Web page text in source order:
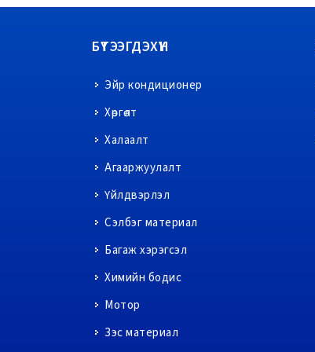
БҮТЭЭГДЭХҮҮН
Эйр кондиционер
Хөргөлт
Халаалт
Агааржуулалт
Үйлдвэрлэл
Сэлбэг материал
Багаж хэрэгсэл
Химийн бодис
Мотор
Зэс материал